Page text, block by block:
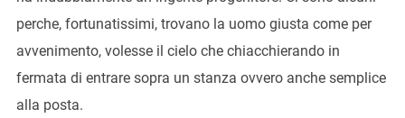
perche, fortunatissimi, trovano la uomo giusta come per
avvenimento, volesse il cielo che chiacchierando in
fermata di entrare sopra un stanza ovvero anche semplice
alla posta.